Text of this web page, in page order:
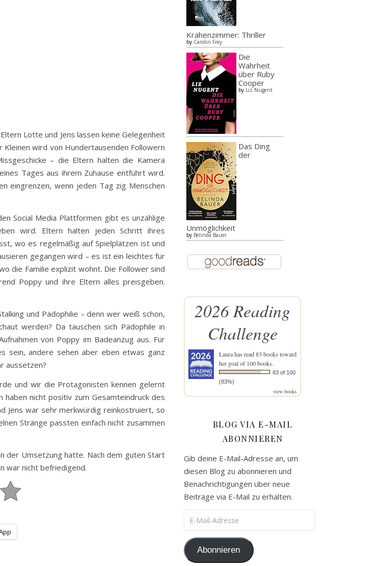
Lotte und Jens lassen keine Gelegenheit
wird von Hundertausenden Followern
– die Eltern halten die Kamera
Tages aus ihrem Zuhause entführt wird.
eingrenzen, wenn jeden Tag zig Menschen
Social Media Plattformen gibt es unzählige
wird. Eltern halten jeden Schritt ihres
wo es regelmäßig auf Spielplätzen ist und
gegangen wird – es ist ein leichtes für
die Familie explizit wohnt. Die Follower sind
Poppy und ihre Eltern alles preisgeben.
und Pädophilie – denn wer weiß schon,
werden? Da tauschen sich Pädophile in
von Poppy im Badeanzug aus. Für
sein, andere sehen aber eben etwas ganz
aussetzen?
und wir die Protagonisten kennen gelernt
nicht positiv zum Gesamteindruck des
Jens war sehr merkwürdig reinkostruiert, so
Stränge passten einfach nicht zusammen
der Umsetzung hatte. Nach dem guten Start
war nicht befriedigend.
Krähenzimmer: Thriller
by Carolin Frey
Die
Wahrheit
über Ruby
Cooper
by Liz Nugent
Das Ding
der
Unmöglichkeit
by Belinda Bauer
2026 Reading
Challenge
Laurahas read 83 books toward
her goal of 100 books.
83 of 100
(83%)
view books
BLOG VIA E-MAIL
ABONNIEREN
Gib deine E-Mail-Adresse an, um
diesen Blog zu abonnieren und
Benachrichtigungen über neue
Beiträge via E-Mail zu erhalten.
E-Mail-Adresse
Abonnieren